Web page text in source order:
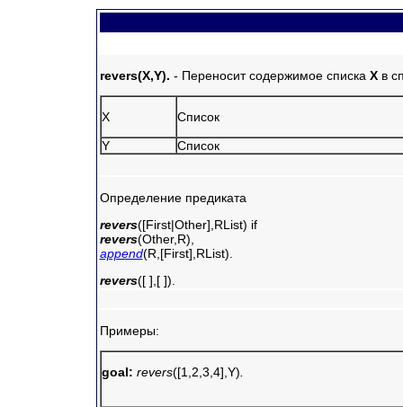
revers(X,Y). - Переносит содержимое списка X в
X
Список
Y
Список
Определение предиката
revers([First|Other],RList) if
revers(Other,R),
append(R,[First],RList).
revers([ ],[ ]).
Примеры:
goal: revers([1,2,3,4],Y)